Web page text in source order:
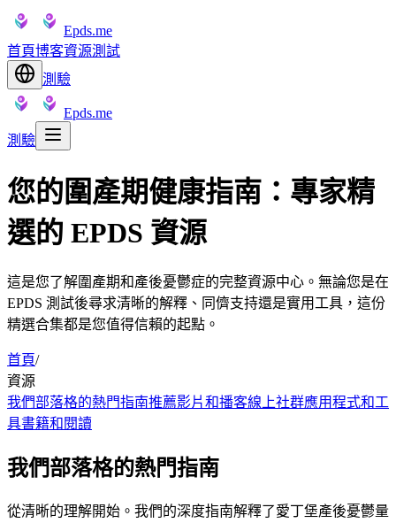
Epds.me
首頁博客資源測試
測驗
Epds.me
測驗
您的圍產期健康指南：專家精
選的 EPDS 資源
這是您了解圍產期和產後憂鬱症的完整資源中心。無論您是在
EPDS 測試後尋求清晰的解釋、同儕支持還是實用工具，這份
精選合集都是您值得信賴的起點。
首頁/
資源
我們部落格的熱門指南推薦影片和播客線上社群應用程式和工
具書籍和閱讀
我們部落格的熱門指南
從清晰的理解開始。我們的深度指南解釋了愛丁堡產後憂鬱量